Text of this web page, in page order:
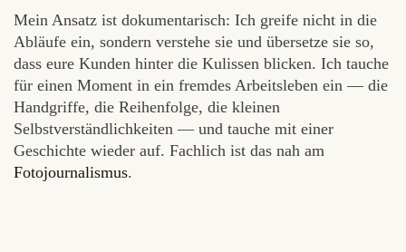
Mein Ansatz ist dokumentarisch: Ich greife nicht in die
Abläufe ein, sondern verstehe sie und übersetze sie so,
dass eure Kunden hinter die Kulissen blicken. Ich tauche
für einen Moment in ein fremdes Arbeitsleben ein — die
Handgriffe, die Reihenfolge, die kleinen
Selbstverständlichkeiten — und tauche mit einer
Geschichte wieder auf. Fachlich ist das nah am
Fotojournalismus.